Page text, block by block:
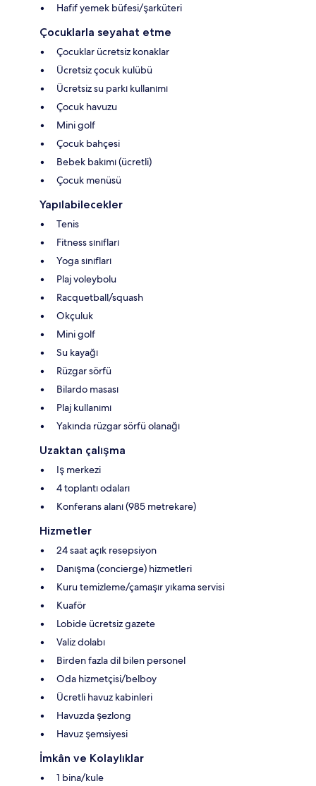
Hafif yemek büfesi/şarküteri
Çocuklarla seyahat etme
Çocuklar ücretsiz konaklar
Ücretsiz çocuk kulübü
Ücretsiz su parkı kullanımı
Çocuk havuzu
Mini golf
Çocuk bahçesi
Bebek bakımı (ücretli)
Çocuk menüsü
Yapılabilecekler
Tenis
Fitness sınıfları
Yoga sınıfları
Plaj voleybolu
Racquetball/squash
Okçuluk
Mini golf
Su kayağı
Rüzgar sörfü
Bilardo masası
Plaj kullanımı
Yakında rüzgar sörfü olanağı
Uzaktan çalışma
Iş merkezi
4 toplantı odaları
Konferans alanı (985 metrekare)
Hizmetler
24 saat açık resepsiyon
Danışma (concierge) hizmetleri
Kuru temizleme/çamaşır yıkama servisi
Kuaför
Lobide ücretsiz gazete
Valiz dolabı
Birden fazla dil bilen personel
Oda hizmetçisi/belboy
Ücretli havuz kabinleri
Havuzda şezlong
Havuz şemsiyesi
İmkân ve Kolaylıklar
1 bina/kule